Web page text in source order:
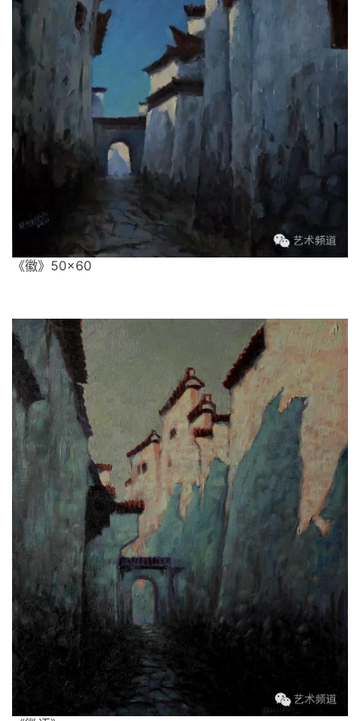
《徽》50×60